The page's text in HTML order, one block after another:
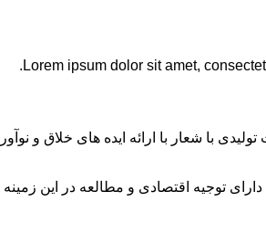
Lorem ipsum dolor sit amet,
با شعار با ارائه ایده های خلاق
توجیه اقتصادی و مطالعه در این